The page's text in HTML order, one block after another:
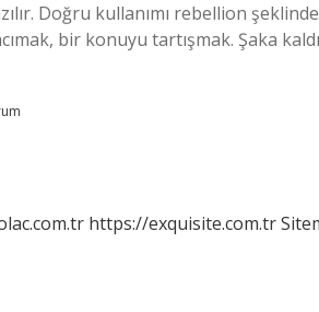
Doğru kullanımı rebellion
bir konuyu tartışmak. Şaka
https://exquisite.com.tr